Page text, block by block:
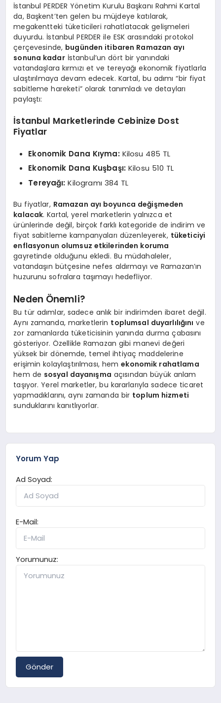
İstanbul PERDER Yönetim Kurulu Başkanı Rahmi Kartal
da, Başkent’ten gelen bu müjdeye katılarak,
megakentteki tüketicileri rahatlatacak gelişmeleri
duyurdu. İstanbul PERDER ile ESK arasındaki protokol
çerçevesinde, bugünden itibaren Ramazan ayı
sonuna kadarİstanbul’un dört bir yanındaki
vatandaşlara kırmızı et ve tereyağı ekonomik fiyatlarla
ulaştırılmaya devam edecek. Kartal, bu adımı “bir fiyat
sabitleme hareketi” olarak tanımladı ve detayları
paylaştı:
İstanbul Marketlerinde Cebinize Dost
Fiyatlar
Ekonomik Dana Kıyma: Kilosu 485 TL
Ekonomik Dana Kuşbaşı: Kilosu 510 TL
Tereyağı: Kilogramı 384 TL
Bu fiyatlar, Ramazan ayı boyunca değişmeden
kalacak. Kartal, yerel marketlerin yalnızca et
ürünlerinde değil, birçok farklı kategoride de indirim ve
fiyat sabitleme kampanyaları düzenleyerek, tüketiciyi
enflasyonun olumsuz etkilerinden koruma
gayretinde olduğunu ekledi. Bu müdahaleler,
vatandaşın bütçesine nefes aldırmayı ve Ramazan’ın
huzurunu sofralara taşımayı hedefliyor.
Neden Önemli?
Bu tür adımlar, sadece anlık bir indirimden ibaret değil.
Aynı zamanda, marketlerin toplumsal duyarlılığını ve
zor zamanlarda tüketicisinin yanında durma çabasını
gösteriyor. Özellikle Ramazan gibi manevi değeri
yüksek bir dönemde, temel ihtiyaç maddelerine
erişimin kolaylaştırılması, hemekonomik rahatlama
hem de sosyal dayanışma açısından büyük anlam
taşıyor. Yerel marketler, bu kararlarıyla sadece ticaret
yapmadıklarını, aynı zamanda bir toplum hizmeti
sunduklarını kanıtlıyorlar.
Yorum Yap
Ad Soyad:
E-Mail:
Yorumunuz:
Gönder